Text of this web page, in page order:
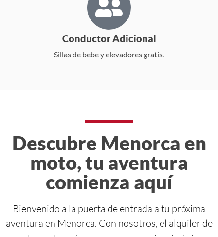
Conductor Adicional
Sillas de bebe y elevadores gratis.
Descubre Menorca en
moto, tu aventura
comienza aquí
Bienvenido a la puerta de entrada a tu próxima
aventura en Menorca. Con nosotros, el alquiler de